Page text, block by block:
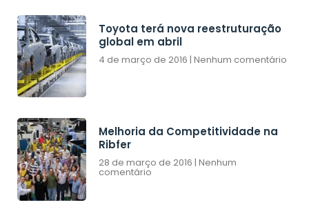
Toyota terá nova reestruturação
global em abril
4 de março de 2016 Nenhum comentário
Melhoria da Competitividade na
Ribfer
28 de março de 2016 Nenhum
comentário